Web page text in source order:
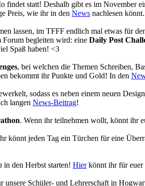
statt! Deshalb gibt es im November
Preis, wie ihr in den News nachlesen
lassen, im TFFF endlich mal etwas für
Forum begleiten wird: eine Daily Post
Spaß haben! <3
, bei welchen die Themen Schreiben,
bekommt ihr Punkte und Gold! In den
sodass es neben einem neuen
langen News-Beitrag!
. Wenn ihr teilnehmen wollt, könnt ihr
könnt jeden Tag ein Türchen für eine
in den Herbst starten! Hierkönnt ihr für euer
unsere Schüler- und Lehrerschaft in